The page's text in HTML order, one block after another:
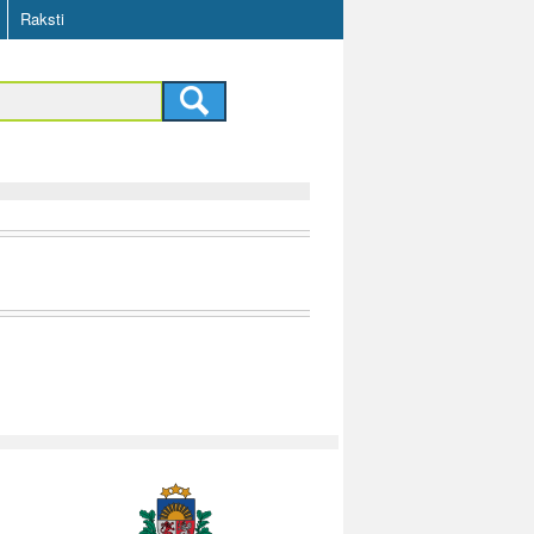
Raksti